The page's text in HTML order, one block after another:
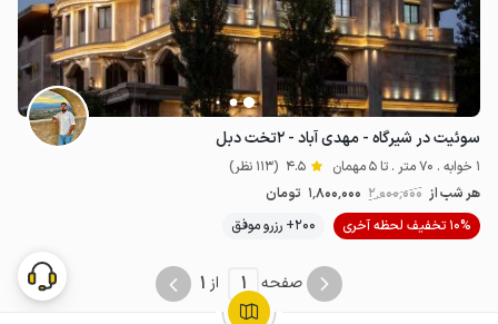
سوئیت در شیرگاه - مهدی آباد - ۲‌تخت دبل
1 خوابه . 70 متر . تا 5 مهمان 4.5 (113 نظر)
هر شب از 2٬000٬000 1٬800٬000 تومان
10% تخفیف لحظه آخری
200+ رزرو موفق
صفحه 1 از 1